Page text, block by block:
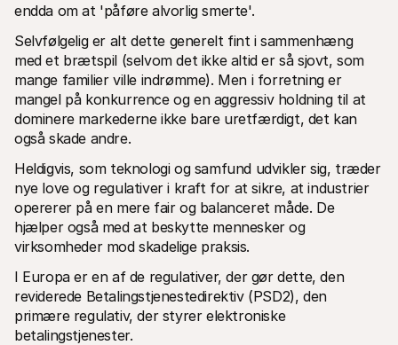
Biblioteker
Discord-fællesskab
Bliv en del af vores udviklerfællesskab Læs
Om Mollie
Priser
Se vores priser
Om os
Lær mere om vores historie og
Nyheder
Læs de seneste Mollie nyheder
Karrierer
Kom og arbejd hos os - vi søger nye
medarbejdere!
Kontakt
For kunder
Find ud af, hvorfor Mollie er på din bankudskrift
For Mollie-kunder
Kontakt vores kundesupport
Kontakt salg
Oplev hvordan vi kan hjælpe din forretning
endda om at 'påføre alvorlig smerte'.
Selvfølgelig er alt dette generelt fint i sammenhæng
med et brætspil (selvom det ikke altid er så sjovt, som
mange familier ville indrømme). Men i forretning er
mangel på konkurrence og en aggressiv holdning til at
dominere markederne ikke bare uretfærdigt, det kan
også skade andre.
Heldigvis, som teknologi og samfund udvikler sig, træder
nye love og regulativer i kraft for at sikre, at industrier
opererer på en mere fair og balanceret måde. De
hjælper også med at beskytte mennesker og
virksomheder mod skadelige praksis.
I Europa er en af de regulativer, der gør dette, den
reviderede Betalingstjenestedirektiv (PSD2), den
primære regulativ, der styrer elektroniske
betalingstjenester.